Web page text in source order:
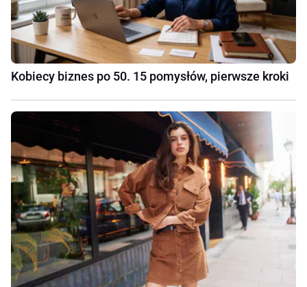
Kobiecy biznes po 50. 15 pomysłów, pierwsze kroki